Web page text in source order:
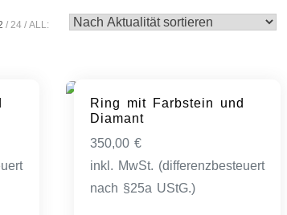
24 ALL:
Ring mit Farbstein und
Diamant
350,00 €
inkl. MwSt. (differenzbesteuert
nach §25a UStG.)